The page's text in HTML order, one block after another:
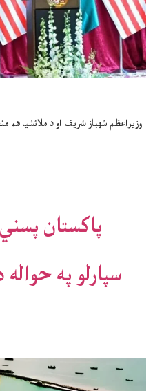
وزيراعظم شهباز شريف او د ملائشيا هم
پاکستان
سپارلو په حواله